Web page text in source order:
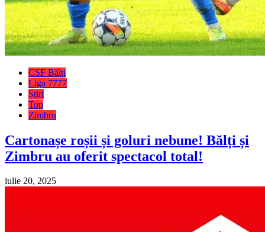
CSF Bălți
Liga 7777
Știri
Top
Zimbru
Cartonașe roșii și goluri nebune! Bălți și
Zimbru au oferit spectacol total!
iulie 20, 2025